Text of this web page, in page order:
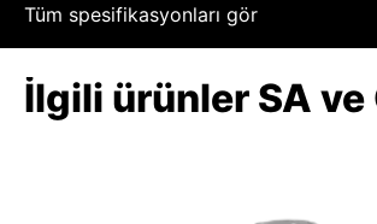
Tüm spesifikasyonları gör
İlgili ürünler SA ve